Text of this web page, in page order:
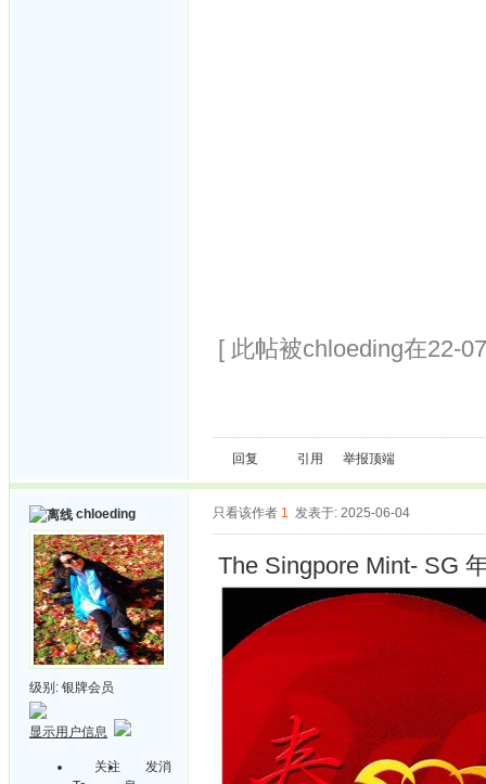
[ 此帖被chloeding在22-
回复 引用 举报顶端
chloeding
级别: 银牌会员
显示用户信息
关注
发消
只看该作者 1 发表于: 2025-06-04
The Singpore Mint- SG